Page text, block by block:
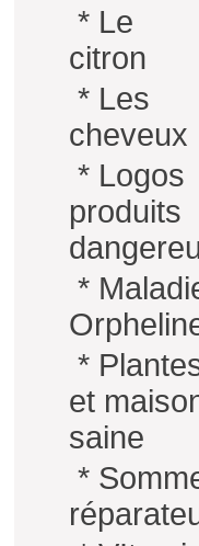
* Le
citron
* Les
cheveux
* Logos
produits
*
*
et
saine
*